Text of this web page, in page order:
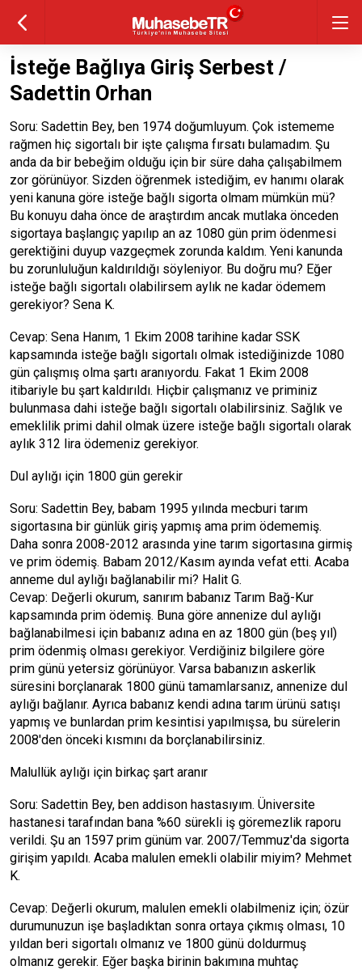
İsteğe Bağlıya Giriş Serbest /
Sadettin Orhan
Soru: Sadettin Bey, ben 1974 doğumluyum. Çok istememe
rağmen hiç sigortalı bir işte çalışma fırsatı bulamadım. Şu
anda da bir bebeğim olduğu için bir süre daha çalışabilmem
zor görünüyor. Sizden öğrenmek istediğim, ev hanımı olarak
yeni kanuna göre isteğe bağlı sigorta olmam mümkün mü?
Bu konuyu daha önce de araştırdım ancak mutlaka önceden
sigortaya başlangıç yapılıp an az 1080 gün prim ödenmesi
gerektiğini duyup vazgeçmek zorunda kaldım. Yeni kanunda
bu zorunluluğun kaldırıldığı söyleniyor. Bu doğru mu? Eğer
isteğe bağlı sigortalı olabilirsem aylık ne kadar ödemem
gerekiyor? Sena K.
Cevap: Sena Hanım, 1 Ekim 2008 tarihine kadar SSK
kapsamında isteğe bağlı sigortalı olmak istediğinizde 1080
gün çalışmış olma şartı aranıyordu. Fakat 1 Ekim 2008
itibariyle bu şart kaldırıldı. Hiçbir çalışmanız ve priminiz
bulunmasa dahi isteğe bağlı sigortalı olabilirsiniz. Sağlık ve
emeklilik primi dahil olmak üzere isteğe bağlı sigortalı olarak
aylık 312 lira ödemeniz gerekiyor.
Dul aylığı için 1800 gün gerekir
Soru: Sadettin Bey, babam 1995 yılında mecburi tarım
sigortasına bir günlük giriş yapmış ama prim ödememiş.
Daha sonra 2008-2012 arasında yine tarım sigortasına girmiş
ve prim ödemiş. Babam 2012/Kasım ayında vefat etti. Acaba
anneme dul aylığı bağlanabilir mi? Halit G.
Cevap: Değerli okurum, sanırım babanız Tarım Bağ-Kur
kapsamında prim ödemiş. Buna göre annenize dul aylığı
bağlanabilmesi için babanız adına en az 1800 gün (beş yıl)
prim ödenmiş olması gerekiyor. Verdiğiniz bilgilere göre
prim günü yetersiz görünüyor. Varsa babanızın askerlik
süresini borçlanarak 1800 günü tamamlarsanız, annenize dul
aylığı bağlanır. Ayrıca babanız kendi adına tarım ürünü satışı
yapmış ve bunlardan prim kesintisi yapılmışsa, bu sürelerin
2008'den önceki kısmını da borçlanabilirsiniz.
Malullük aylığı için birkaç şart aranır
Soru: Sadettin Bey, ben addison hastasıyım. Üniversite
hastanesi tarafından bana %60 sürekli iş göremezlik raporu
verildi. Şu an 1597 prim günüm var. 2007/Temmuz'da sigorta
girişim yapıldı. Acaba malulen emekli olabilir miyim? Mehmet
K.
Cevap: Değerli okurum, malulen emekli olabilmeniz için; özür
durumunuzun işe başladıktan sonra ortaya çıkmış olması, 10
yıldan beri sigortalı olmanız ve 1800 günü doldurmuş
olmanız gerekir. Eğer başka birinin bakımına muhtaç